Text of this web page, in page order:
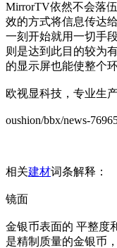
MirrorTV依然不会落
效的方式将信息传达
一刻开始就用一切手
则是达到此目的较为
的显示屏也能使整个
欧视显科技，专业生
oushion/bbx/news-
相关建材词条解释：
镜面
金银币表面的 平整度
是精制质量的金银币